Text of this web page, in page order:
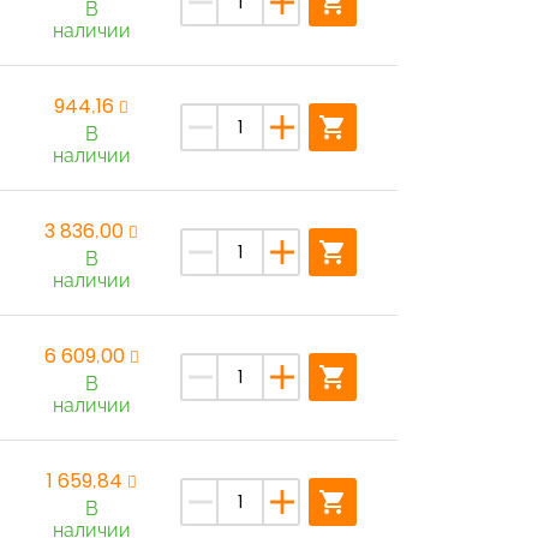
В
наличии
944,16
В
наличии
remove add shopping_cart
3 836,00
В
наличии
remove add shopping_cart
6 609,00
В
наличии
remove add shopping_cart
1 659,84
В
наличии
remove add shopping_cart